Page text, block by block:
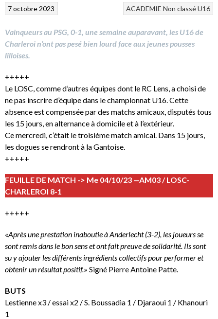
ACADEMIE Non classéU16
7 octobre 2023
Vainqueurs au PSG, 0-1, une semaine auparavant, les U16 de
Charleroi n’ont pas pesé bien lourd face aux jeunes pousses
lilloises.
+++++
Le LOSC, comme d’autres équipes dont le RC Lens, a choisi de
ne pas inscrire d’équipe dans le championnat U16. Cette
absence est compensée par des matchs amicaux, disputés tous
les 15 jours, en alternance à domicile et à l’extérieur.
Ce mercredi, c’était le troisième match amical. Dans 15 jours,
les dogues se rendront à la Gantoise.
+++++
FEUILLE DE MATCH -> Me 04/10/23 —AM03 / LOSC-
CHARLEROI 8-1
+++++
«Après une prestation inaboutie à Anderlecht (3-2), les joueurs se
sont remis dans le bon sens et ont fait preuve de solidarité. Ils sont
su y ajouter les différents ingrédients collectifs pour performer et
obtenir un résultat positif.» Signé Pierre Antoine Patte.
BUTS
Lestienne x3 / essai x2 / S. Boussadia 1 / Djaraoui 1 / Khanouri
1